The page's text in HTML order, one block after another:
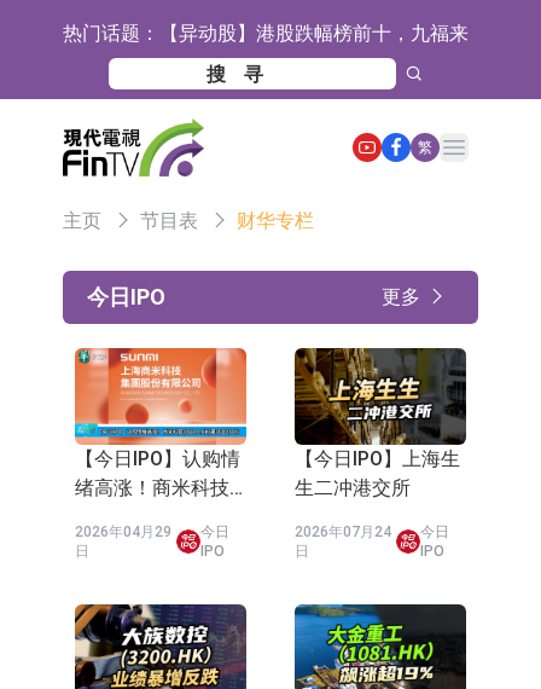
热门话题： 【异动股】港股涨幅榜前十，佳明集
团控股(01271.HK)涨+78.22%，拿森
科技(02261.HK)涨+64.11%
斯迪克：公司为国内折叠屏核心功能
材料供应商
恒瑞医药：公司已在中国获批上市26
款1类创新药、6款2类新药
聚辰股份：公司VPD芯片已顺利通过
目标客户的测试认证
上期所：7月份对11个实际控制关系
账户组采取限制开仓的监管措施
特发服务：成功中标哔哩哔哩上海滨
江总部物业服务项目
亚太股份：公司是零跑汽车和
Stellantis集团的供应商
理工雷科面向边缘AI场景推出"山
海"系列智算模组 系列产品基于国产
CPU与GPU构建
【异动股】医疗研发外包板块拉升，
博腾股份(300363.CN)涨20.02%
日韩股市收盘双双下跌
场为主 并已取得欧美相关认证
上交所：财通多策略福鑫定期开放灵
活配置混合型发起式证券投资基金临
时停牌
上交所：景顺长城全球半导体芯片产
业股票型证券投资基金临时停牌
【异动股】港股跌幅榜前十，卡森国
繁
Open main menu
主页 节目表 财华专栏
今日IPO 更多
【今日IPO】认购情
绪高涨！商米科技
280%
2026年04月29
日
今日
IPO
【今日IPO】上海生
生二冲港交所
2026年07月24
日
今日
IPO